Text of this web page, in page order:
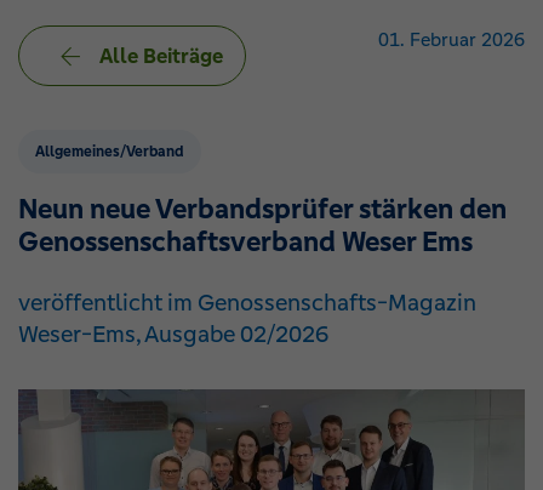
Alle Beiträge
01. Februar 2026
Allgemeines/Verband
Neun neue Verbandsprüfer stärken den
Genossenschaftsverband Weser Ems
veröffentlicht im Genossenschafts-Magazin
Weser-Ems, Ausgabe 02/2026